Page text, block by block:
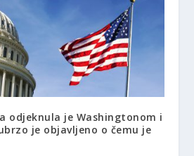
odjeknula je Washingtonom i
je objavljeno o čemu je